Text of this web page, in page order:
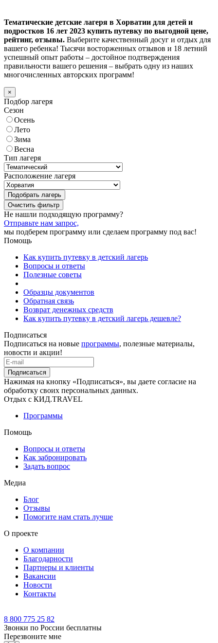
Тематические детские лагеря в Хорватии для детей и
подростков 16 лет 2023 купить путевку по выгодной цене,
рейтинг, отзывы. Выберите качественный досуг и отдых для
вашего ребенка! Тысячи восторженных отзывов и 18 летний
успешный опыт работы – достойное подтверждения
правильности вашего решения – выбрать одну из наших
многочисленных авторских программ!
×
Подбор лагеря
Сезон
Осень
Лето
Зима
Весна
Тип лагеря
Расположение лагеря
Подобрать лагерь
Не нашли подходящую программу?
Отправьте нам запрос,
мы подберем программу или сделаем программу под вас!
Помощь
Как купить путевку в детский лагерь
Вопросы и ответы
Полезные советы
Образцы документов
Обратная связь
Возврат денежных средств
Как купить путевку в детский лагерь дешевле?
Подписаться
Подписаться на новые программы, полезные материалы,
новости и акции!
Подписаться
Нажимая на кнопку «Подписаться», вы даете согласие на
обработку своих персональных данных.
Отдых с КИД.TRAVEL
Программы
Помощь
Вопросы и ответы
Как забронировать
Задать вопрос
Медиа
Блог
Отзывы
Помогите нам стать лучше
О проекте
О компании
Благодарности
Партнеры и клиенты
Вакансии
Новости
Контакты
8 800 775 25 82
Звонки по России бесплатны
Перезвоните мне